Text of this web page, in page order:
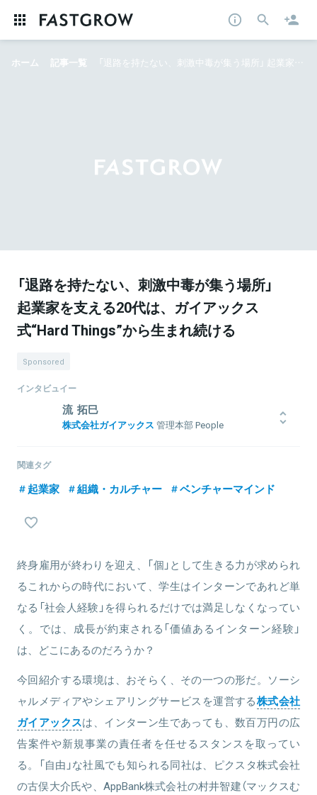
ホーム 記事一覧 「退路を持たない、刺激中毒が集う場所」 起業家を支える20代は、ガイアックス式“Hard Things”から生まれ続ける
「退路を持たない、刺激中毒が集う場所」
起業家を支える20代は、ガイアックス
式“Hard Things”から生まれ続ける
Sponsored
インタビュイー
流 拓巳
株式会社ガイアックス 管理本部 People
立教大学経営学部卒。ガイアックス2017年卒入社。 大学前半は、エ
グゼクティブ層特化の人材紹介会社で中小企業役員以上、大企業部
は、CtoCの新規事業で内定者インターン開始。半年間マーケティン
グ担当として事業を10倍にした後、単身大阪に移り住み関西拠点の
担当後、2年目でマネージャーに就任、3年目で、同社初となる人事
専門部署の立ち上げを任される。現在は「将来IPOできる事業を輩出
し続ける」をミッションにPeople Empowerment Officeの責任者を
務める。その他yentaエヴァンジェリスト、bosyuさん認定アンバサ
ダーなど。
関連情報をみる
関連タグ
起業家 組織・カルチャー ベンチャーマインド
終身雇用が終わりを迎え、「個」として生きる力が求められ
るこれからの時代において、学生はインターンであれど単
なる「社会人経験」を得られるだけでは満足しなくなってい
く。では、成長が約束される「価値あるインターン経験」
は、どこにあるのだろうか？
今回紹介する環境は、おそらく、その一つの形だ。ソーシ
ャルメディアやシェアリングサービスを運営する株式会社
ガイアックスは、インターン生であっても、数百万円の広
告案件や新規事業の責任者を任せるスタンスを取ってい
る。「自由」な社風でも知られる同社は、ピクスタ株式会社
の古俣大介氏や、AppBank株式会社の村井智建（マックスむ